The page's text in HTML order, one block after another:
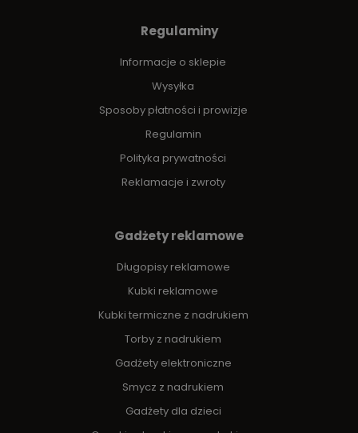
Regulaminy
Informacje o sklepie
Wysyłka
Sposoby płatności i prowizje
Regulamin
Polityka prywatności
Reklamacje i zwroty
Gadżety reklamowe
Długopisy reklamowe
Kubki reklamowe
Kubki termiczne z nadrukiem
Torby z nadrukiem
Gadżety elektroniczne
Smycz z nadrukiem
Gadżety dla dzieci